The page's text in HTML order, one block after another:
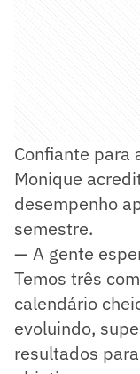
Confiante para
Monique
desempenho
semestre.
— A gente
Temos três
calendário
evoluindo,
resultados